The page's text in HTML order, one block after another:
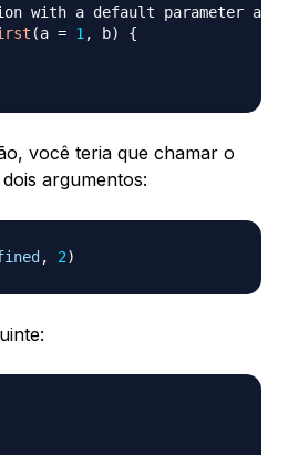
with a default parameter
(a = 1, b)
{
você teria que chamar o
argumentos:
, 2)